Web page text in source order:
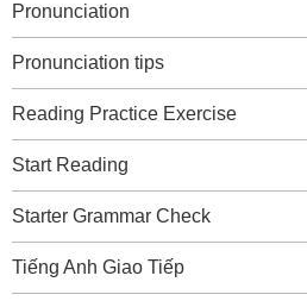
Pronunciation
Pronunciation tips
Reading Practice Exercise
Start Reading
Starter Grammar Check
Tiếng Anh Giao Tiếp